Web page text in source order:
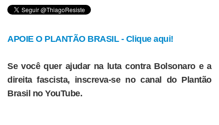
APOIE O PLANTÃO BRASIL - Clique aqui!
Se você quer ajudar na luta contra Bolsonaro e a
direita fascista, inscreva-se no canal do Plantão
Brasil no YouTube.